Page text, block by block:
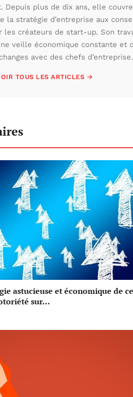
Depuis plus de dix ans, elle
la stratégie d’entreprise aux
les créateurs de start-up. Son
veille économique constante et
avec des chefs d’entreprise.
TOUS LES ARTICLES →
astucieuse et économique de
sur…